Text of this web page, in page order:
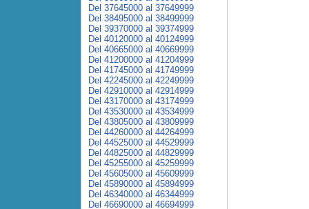
Del 37645000 al 37649999
Del 38495000 al 38499999
Del 39370000 al 39374999
Del 40120000 al 40124999
Del 40665000 al 40669999
Del 41200000 al 41204999
Del 41745000 al 41749999
Del 42245000 al 42249999
Del 42910000 al 42914999
Del 43170000 al 43174999
Del 43530000 al 43534999
Del 43805000 al 43809999
Del 44260000 al 44264999
Del 44525000 al 44529999
Del 44825000 al 44829999
Del 45255000 al 45259999
Del 45605000 al 45609999
Del 45890000 al 45894999
Del 46340000 al 46344999
Del 46690000 al 46694999